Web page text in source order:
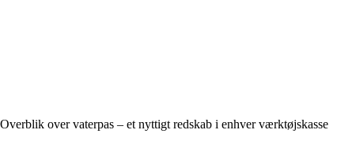
Overblik over vaterpas – et nyttigt redskab i enhver værktøjskasse